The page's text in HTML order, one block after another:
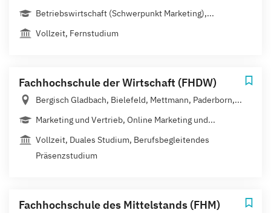
Betriebswirtschaft (Schwerpunkt Marketing),...
Vollzeit, Fernstudium
Fachhochschule der Wirtschaft (FHDW)
Bergisch Gladbach, Bielefeld, Mettmann, Paderborn,...
Marketing und Vertrieb, Online Marketing und...
Vollzeit, Duales Studium, Berufsbegleitendes
Präsenzstudium
Fachhochschule des Mittelstands (FHM)